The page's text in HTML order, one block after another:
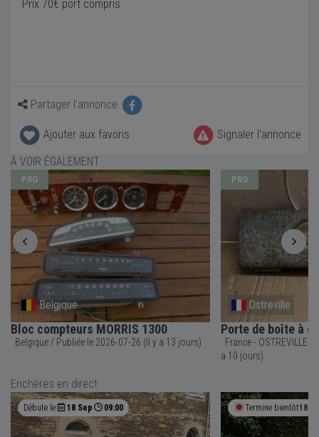
Prix 70€ port compris
Partager l'annonce
Ajouter aux favoris
Signaler l'annonce
À VOIR ÉGALEMENT
PRO
Belgique
Bloc compteurs MORRIS 1300
Belgique / Publiée le 2026-07-26 (Il y a 13 jours)
PRO
Ostreville
Porte de boîte à
France - OSTREVILLE / Publiée le 2026-07-29 (Il y
a 10 jours)
Enchères en direct
Débute le 18 Sep 09:00 Termine bientôt18h